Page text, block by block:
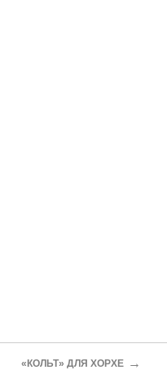
«КОЛЬТ» ДЛЯ ХОРХЕ →